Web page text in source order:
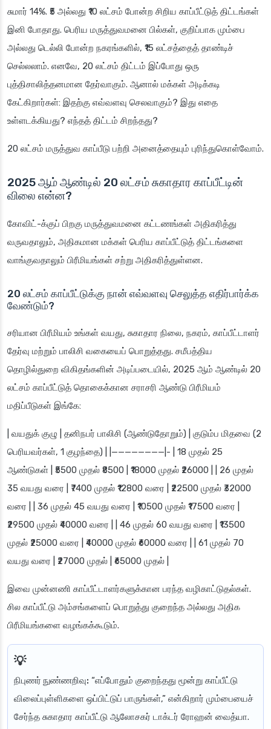
சுமார் 14%. ₹5 அல்லது ₹10 லட்சம் போன்ற சிறிய காப்பீட்டுத் திட்டங்கள்
இனி போதாது. பெரிய மருத்துவமனை பில்கள், குறிப்பாக மும்பை
அல்லது டெல்லி போன்ற நகரங்களில், ₹15 லட்சத்தைத் தாண்டிச்
செல்லலாம். எனவே, 20 லட்சம் திட்டம் இப்போது ஒரு
புத்திசாலித்தனமான தேர்வாகும். ஆனால் மக்கள் அடிக்கடி
கேட்கிறார்கள்: இதற்கு எவ்வளவு செலவாகும்? இது எதை
உள்ளடக்கியது? எந்தத் திட்டம் சிறந்தது?
20 லட்சம் மருத்துவ காப்பீடு பற்றி அனைத்தையும் புரிந்துகொள்வோம்.
2025 ஆம் ஆண்டில் 20 லட்சம் சுகாதார காப்பீட்டின்
விலை என்ன?
கோவிட்-க்குப் பிறகு மருத்துவமனை கட்டணங்கள் அதிகரித்து
வருவதாலும், அதிகமான மக்கள் பெரிய காப்பீட்டுத் திட்டங்களை
வாங்குவதாலும் பிரீமியங்கள் சற்று அதிகரித்துள்ளன.
20 லட்சம் காப்பீட்டுக்கு நான் எவ்வளவு செலுத்த எதிர்பார்க்க
வேண்டும்?
சரியான பிரீமியம் உங்கள் வயது, சுகாதார நிலை, நகரம், காப்பீட்டாளர்
தேர்வு மற்றும் பாலிசி வகையைப் பொறுத்தது. சமீபத்திய
தொழில்துறை விகிதங்களின் அடிப்படையில், 2025 ஆம் ஆண்டில் 20
லட்சம் காப்பீட்டுத் தொகைக்கான சராசரி ஆண்டு பிரீமியம்
மதிப்பீடுகள் இங்கே:
| வயதுக் குழு | தனிநபர் பாலிசி (ஆண்டுதோறும்) | குடும்ப மிதவை (2
பெரியவர்கள், 1 குழந்தை) | |————————|- | 18 முதல் 25
ஆண்டுகள் | ₹5500 முதல் ₹8500 | ₹18000 முதல் ₹26000 | | 26 முதல்
35 வயது வரை | ₹7400 முதல் ₹12800 வரை | ₹22500 முதல் ₹32000
வரை | | 36 முதல் 45 வயது வரை | ₹10500 முதல் ₹17500 வரை |
₹29500 முதல் ₹40000 வரை | | 46 முதல் 60 வயது வரை | ₹13500
முதல் ₹25000 வரை | ₹40000 முதல் ₹60000 வரை | | 61 முதல் 70
வயது வரை | ₹27000 முதல் | ₹65000 முதல் |
இவை முன்னணி காப்பீட்டாளர்களுக்கான பரந்த வழிகாட்டுதல்கள்.
சில காப்பீட்டு அம்சங்களைப் பொறுத்து குறைந்த அல்லது அதிக
பிரீமியங்களை வழங்கக்கூடும்.
நிபுணர் நுண்ணறிவு: “எப்போதும் குறைந்தது மூன்று காப்பீட்டு
விலைப்புள்ளிகளை ஒப்பிட்டுப் பாருங்கள்,” என்கிறார் மும்பையைச்
சேர்ந்த சுகாதார காப்பீட்டு ஆலோசகர் டாக்டர் ரோஹன் வைத்யா.